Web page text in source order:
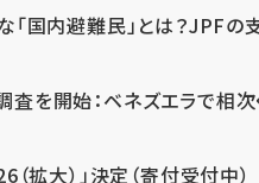
「国内避難民」とは？JPF
査を開始：ベネズエラで
拡大）」決定（寄付受付中）